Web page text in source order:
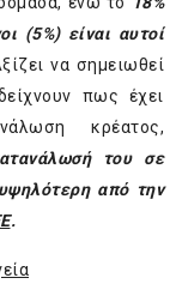
(5%) είναι αυτοί
να σημειωθεί
πως έχει
κρέατος,
του σε
από την
.